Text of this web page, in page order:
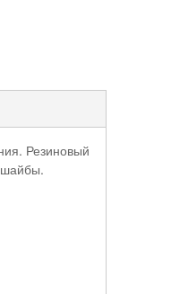
Резиновый
шайбы.